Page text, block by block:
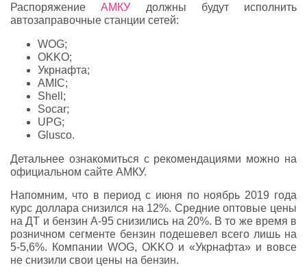
РаспоряжениеАМКУ должны будут исполнить
автозаправочные станции сетей:
WOG;
OKKO;
Укрнафта;
AMIC;
Shell;
Socar;
UPG;
Glusco.
Детальнее ознакомиться с рекомендациями можно на
официальном сайте АМКУ.
Напомним, что в период с июня по ноябрь 2019 года
курс доллара снизился на 12%. Средние оптовые цены
на ДТ и бензин А-95 снизились на 20%. В то же время в
розничном сегменте бензин подешевел всего лишь на
5-5,6%. Компании WOG, OKKO и «Укрнафта» и вовсе
не снизили свои цены на бензин.